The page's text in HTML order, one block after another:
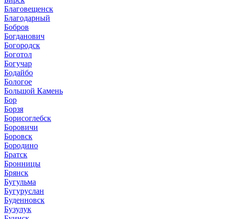
Благовещенск
Благодарный
Бобров
Богданович
Богородск
Боготол
Богучар
Бодайбо
Бологое
Большой Камень
Бор
Борзя
Борисоглебск
Боровичи
Боровск
Бородино
Братск
Бронницы
Брянск
Бугульма
Бугуруслан
Буденновск
Бузулук